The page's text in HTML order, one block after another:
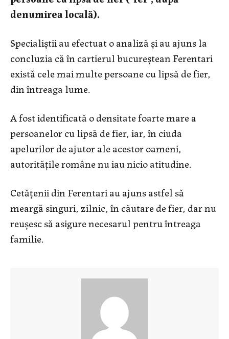
denumirea locală).
Specialiștii au efectuat o analiză și au ajuns la
concluzia că în cartierul bucureștean Ferentari
există cele mai multe persoane cu lipsă de fier,
din întreaga lume.
A fost identificată o densitate foarte mare a
persoanelor cu lipsă de fier, iar, în ciuda
apelurilor de ajutor ale acestor oameni,
autoritățile române nu iau nicio atitudine.
Cetățenii din Ferentari au ajuns astfel să
meargă singuri, zilnic, în căutare de fier, dar nu
reușesc să asigure necesarul pentru întreaga
familie.